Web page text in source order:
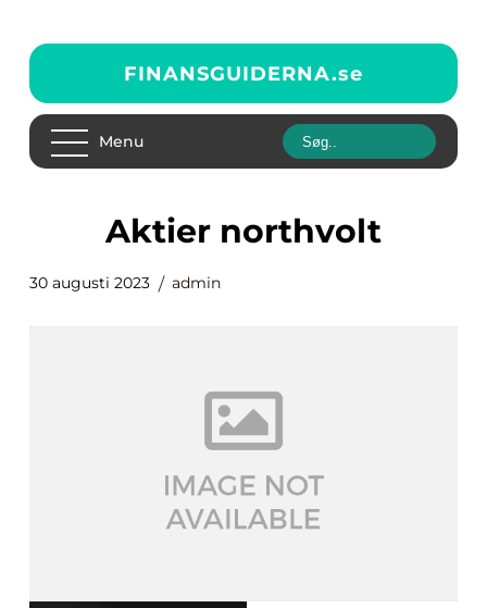
FINANSGUIDERNA.se
Menu
aktier northvolt
30 augusti 2023 admin